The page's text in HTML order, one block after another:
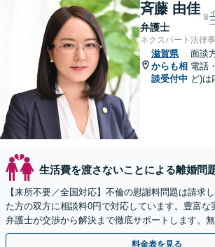
斉藤 由佳
弁護士
ネクスパート法律
滋賀県
からも相
談受付中
面談
電話
ど)は
生活費を渡さないことによる離婚問
【来所不要／全国対応】不倫の慰謝料問題は請求
た方の双方に相談料0円で対応しています。豊富な
弁護士が交渉から解決まで徹底サポートします。
手金の返還保証もありますので安心してご相談く
料金表を見る